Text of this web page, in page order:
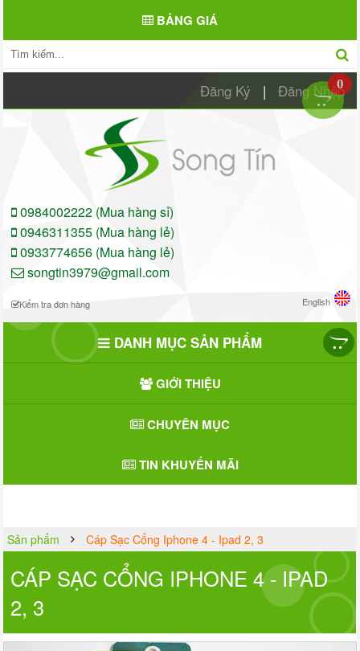
Đăng Ký | Đăng Nhập
0984002222 (Mua hàng sỉ)
0946311355 (Mua hàng lẻ)
0933774656 (Mua hàng lẻ)
songtin3979@gmail.com
English
Kiểm tra đơn hàng
DANH MỤC SẢN PHẨM
GIỚI THIỆU
BẢNG GIÁ
CHUYÊN MỤC
TIN KHUYẾN MÃI
0
Sản phẩm Cáp Sạc Cổng Iphone 4 - Ipad 2, 3
CÁP SẠC CỔNG IPHONE 4 - IPAD
2, 3